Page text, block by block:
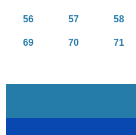
56 57 58
69 70 71